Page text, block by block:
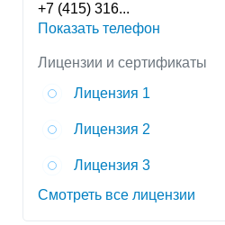
+7 (415) 316...
Показать телефон
Лицензии и сертификаты
Лицензия 1
Лицензия 2
Лицензия 3
Смотреть все лицензии